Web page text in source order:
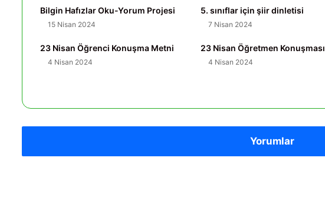
Bilgin Hafızlar Oku-Yorum Projesi
15 Nisan 2024
5. sınıflar için şiir dinletisi
7 Nisan 2024
23 Nisan Öğrenci Konuşma Metni
4 Nisan 2024
23 Nisan Öğretmen Konuşması
4 Nisan 2024
Yorumlar